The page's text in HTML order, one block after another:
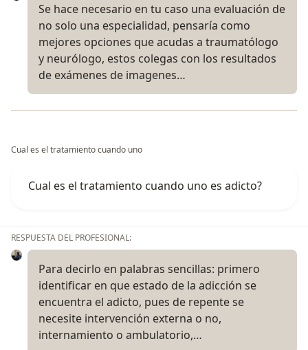
Se hace necesario en tu caso una evaluación de
no solo una especialidad, pensaría como
mejores opciones que acudas a traumatólogo
y neurólogo, estos colegas con los resultados
de exámenes de imagenes…
Cual es el tratamiento cuando uno
Cual es el tratamiento cuando uno es adicto?
RESPUESTA DEL PROFESIONAL:
Para decirlo en palabras sencillas: primero
identificar en que estado de la adicción se
encuentra el adicto, pues de repente se
necesite intervención externa o no,
internamiento o ambulatorio,…